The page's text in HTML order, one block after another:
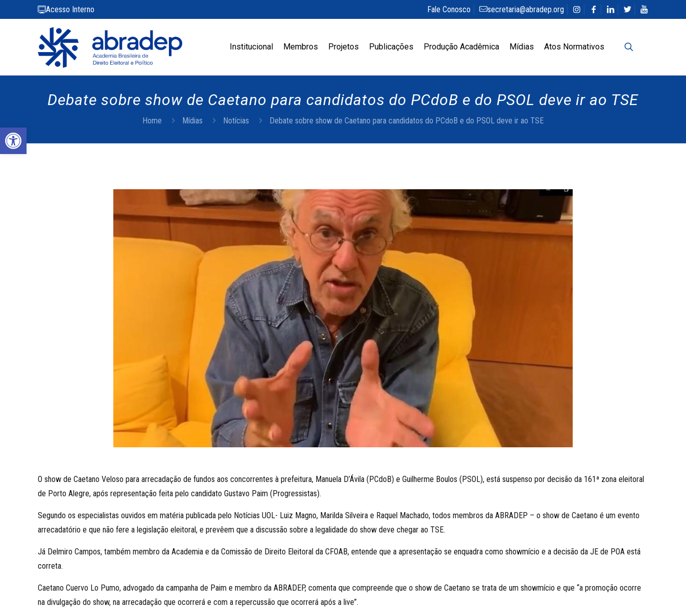
Abrir a barra de ferramentas
Acesso Interno Fale Conosco secretaria@abradep.org
Institucional Membros Projetos Publicações Produção Acadêmica Mídias Atos Normativos
Debate sobre show de Caetano para candidatos do PCdoB e do PSOL deve ir ao TSE
Home Mídias Notícias Debate sobre show de Caetano para candidatos do PCdoB e do PSOL deve ir ao TSE
O show de Caetano Veloso para arrecadação de fundos aos concorrentes à prefeitura, Manuela D’Ávila (PCdoB) e Guilherme Boulos (PSOL), está suspenso por decisão da 161ª zona eleitoral
de Porto Alegre, após representação feita pelo candidato Gustavo Paim (Progressistas).⠀
Segundo os especialistas ouvidos em matéria publicada pelo Notícias UOL- Luiz Magno, Marilda Silveira e Raquel Machado, todos membros da ABRADEP – o show de Caetano é um evento
arrecadatório e que não fere a legislação eleitoral, e prevêem que a discussão sobre a legalidade do show deve chegar ao TSE.
Já Delmiro Campos, também membro da Academia e da Comissão de Direito Eleitoral da CFOAB, entende que a apresentação se enquadra como showmício e a decisão da JE de POA está
correta.
Caetano Cuervo Lo Pumo, advogado da campanha de Paim e membro da ABRADEP, comenta que compreende que o show de Caetano se trata de um showmício e que “a promoção ocorre
na divulgação do show, na arrecadação que ocorrerá e com a repercussão que ocorrerá após a live”.